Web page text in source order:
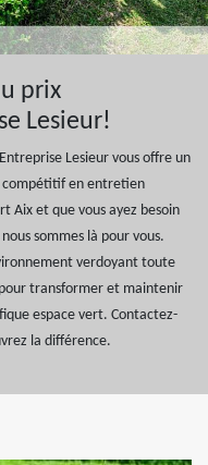
prix
Lesieur!
Lesieur vous offre un
compétitif en entretien
Aix et que vous ayez besoin
sommes là pour vous.
verdoyant toute
transformer et maintenir
espace vert. Contactez-
la différence.